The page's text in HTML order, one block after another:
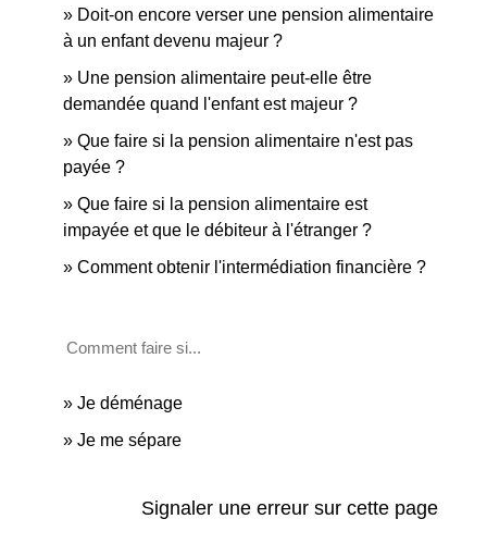
Doit-on encore verser une pension alimentaire
à un enfant devenu majeur ?
Une pension alimentaire peut-elle être
demandée quand l'enfant est majeur ?
Que faire si la pension alimentaire n'est pas
payée ?
Que faire si la pension alimentaire est
impayée et que le débiteur à l'étranger ?
Comment obtenir l'intermédiation financière ?
Comment faire si...
Je déménage
Je me sépare
Signaler une erreur sur cette page